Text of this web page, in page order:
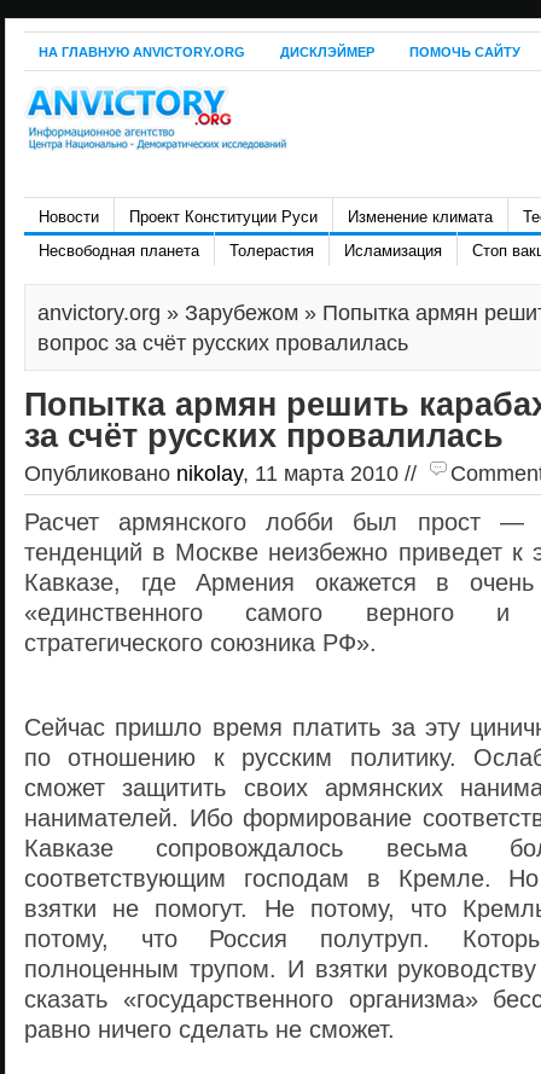
НА ГЛАВНУЮ ANVICTORY.ORG ДИСКЛЭЙМЕР ПОМОЧЬ САЙТУ
Новости Проект Конституции Руси Изменение климата
Несвободная планета
Толерастия Исламизация Стоп
anvictory.org » Зарубежом » Попытка армян
вопрос за счёт русских провалилась
Попытка армян решить
за счёт русских провалилась
Опубликовано nikolay, 11 марта 2010 //
Расчет армянского лобби был прост —
тенденций в Москве неизбежно приведет к
Кавказе, где Армения окажется в
«единственного самого верного и
стратегического союзника РФ».
Сейчас пришло время платить за эту
по отношению к русским политику.
сможет защитить своих армянских
нанимателей. Ибо формирование
Кавказе сопровождалось весьма
соответствующим господам в Кремле.
взятки не помогут. Не потому, что
потому, что Россия полутруп.
полноценным трупом. И взятки
сказать «государственного организма»
равно ничего сделать не сможет.